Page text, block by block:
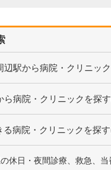
辺駅から病院・クリニッ
ら病院・クリニックを探
る病院・クリニックを探
休日・夜間診療、救急、当